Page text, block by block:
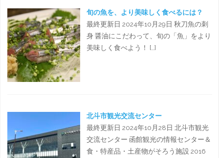
旬の魚を、より美味しく食べるには？
最終更新日 2024年10月29日 秋刀魚の刺
身 醤油にこだわって、旬の「魚」をより
美味しく食べよう！ […]
北斗市観光交流センター
最終更新日 2024年10月28日 北斗市観光
交流センター 函館観光の情報センター＆
食・特産品・土産物がそろう施設 2016